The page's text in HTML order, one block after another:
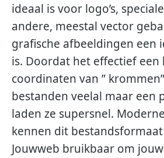
ideaal is voor logo’s,
andere, meestal vector
grafische afbeeldingen een
is. Doordat het effectief een
coordinaten van ”
bestanden veelal maar een
laden ze supersnel.
kennen dit
Jouwweb bruikbaar om